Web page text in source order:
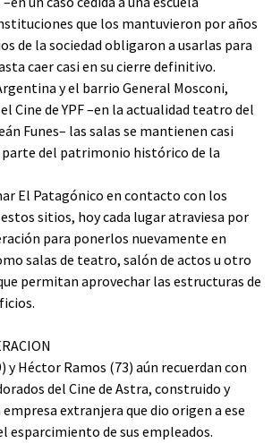
que los mantuvieron por años
de la sociedad obligaron a usarlas para
caer casi en su cierre definitivo.
y el barrio General Mosconi,
Cine de YPF –en la actualidad teatro del
Funes– las salas se mantienen casi
del patrimonio histórico de la
El Patagónico en contacto con los
sitios, hoy cada lugar atraviesa por
para ponerlos nuevamente en
salas de teatro, salón de actos u otro
permitan aprovechar las estructuras de
y Héctor Ramos (73) aún recuerdan con
del Cine de Astra, construido y
extranjera que dio origen a ese
esparcimiento de sus empleados.